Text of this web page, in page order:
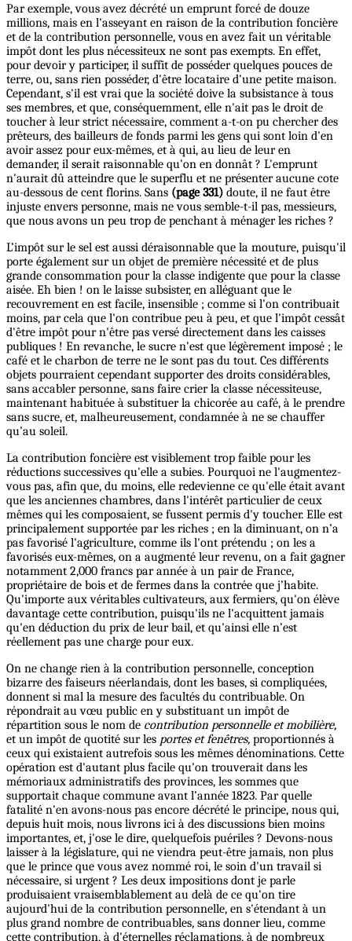
Par exemple, vous avez décrété un emprunt forcé de douze
millions, mais en l'asseyant en raison de la contribution foncière
et de la contribution personnelle, vous en avez fait un véritable
impôt dont les plus nécessiteux ne sont pas exempts. En effet,
pour devoir y participer, il suffit de posséder quelques pouces de
terre, ou, sans rien posséder, d'être locataire d'une petite maison.
Cependant, s'il est vrai que la société doive la subsistance à tous
ses membres, et que, conséquemment, elle n'ait pas le droit de
toucher à leur strict nécessaire, comment a-t-on pu chercher des
prêteurs, des bailleurs de fonds parmi les gens qui sont loin d'en
avoir assez pour eux-mêmes, et à qui, au lieu de leur en
demander, il serait raisonnable qu'on en donnât ? L'emprunt
n'aurait dû atteindre que le superflu et ne présenter aucune cote
au-dessous de cent florins. Sans (page 331) doute, il ne faut être
injuste envers personne, mais ne vous semble-t-il pas, messieurs,
que nous avons un peu trop de penchant à ménager les riches ?
L’impôt sur le sel est aussi déraisonnable que la mouture, puisqu'il
porte également sur un objet de première nécessité et de plus
grande consommation pour la classe indigente que pour la classe
aisée. Eh bien ! on le laisse subsister, en alléguant que le
recouvrement en est facile, insensible ; comme si l'on contribuait
moins, par cela que l'on contribue peu à peu, et que l'impôt cessât
d'être impôt pour n'être pas versé directement dans les caisses
publiques ! En revanche, le sucre n'est que légèrement imposé ; le
café et le charbon de terre ne le sont pas du tout. Ces différents
objets pourraient cependant supporter des droits considérables,
sans accabler personne, sans faire crier la classe nécessiteuse,
maintenant habituée à substituer la chicorée au café, à le prendre
sans sucre, et, malheureusement, condamnée à ne se chauffer
qu’au soleil.
La contribution foncière est visiblement trop faible pour les
réductions successives qu'elle a subies. Pourquoi ne l'augmentez-
vous pas, afin que, du moins, elle redevienne ce qu'elle était avant
que les anciennes chambres, dans l'intérêt particulier de ceux
mêmes qui les composaient, se fussent permis d'y toucher. Elle est
principalement supportée par les riches ; en la diminuant, on n’a
pas favorisé l'agriculture, comme ils l'ont prétendu ; on les a
favorisés eux-mêmes, on a augmenté leur revenu, on a fait gagner
notamment 2,000 francs par année à un pair de France,
propriétaire de bois et de fermes dans la contrée que j’habite.
Qu'importe aux véritables cultivateurs, aux fermiers, qu'on élève
davantage cette contribution, puisqu'ils ne l'acquittent jamais
qu'en déduction du prix de leur bail, et qu'ainsi elle n’est
réellement pas une charge pour eux.
On ne change rien à la contribution personnelle, conception
bizarre des faiseurs néerlandais, dont les bases, si compliquées,
donnent si mal la mesure des facultés du contribuable. On
répondrait au vœu public en y substituant un impôt de
répartition sous le nom de contribution personnelle et mobilière,
et un impôt de quotité sur les portes et fenêtres, proportionnés à
ceux qui existaient autrefois sous les mêmes dénominations. Cette
opération est d'autant plus facile qu'on trouverait dans les
mémoriaux administratifs des provinces, les sommes que
supportait chaque commune avant l’année 1823. Par quelle
fatalité n'en avons-nous pas encore décrété le principe, nous qui,
depuis huit mois, nous livrons ici à des discussions bien moins
importantes, et, j'ose le dire, quelquefois puériles ? Devons-nous
laisser à la législature, qui ne viendra peut-être jamais, non plus
que le prince que vous avez nommé roi, le soin d'un travail si
nécessaire, si urgent ? Les deux impositions dont je parle
produisaient vraisemblablement au delà de ce qu'on tire
aujourd'hui de la contribution personnelle, en s'étendant à un
plus grand nombre de contribuables, sans donner lieu, comme
cette contribution, à d'éternelles réclamations, à de nombreux